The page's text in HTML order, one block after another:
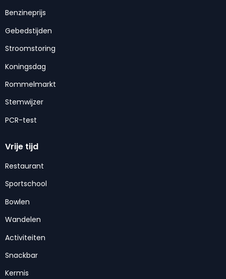
Benzineprijs
Gebedstijden
Stroomstoring
Koningsdag
Rommelmarkt
Stemwijzer
PCR-test
Vrije tijd
Restaurant
Sportschool
Bowlen
Wandelen
Activiteiten
Snackbar
Kermis